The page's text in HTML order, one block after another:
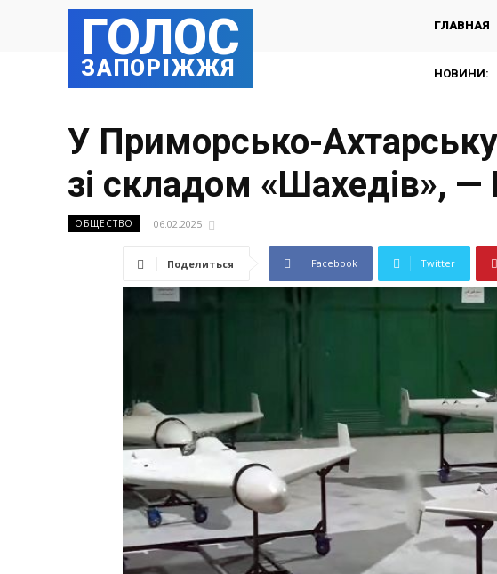
ГОЛОС
ЗАПОРІЖЖЯ
ГЛАВНАЯ
НОВИНИ:
У Приморсько-
зі складом «Шахедів»,
ОБЩЕСТВО 06.02.2025
Поделиться Facebook Twitter